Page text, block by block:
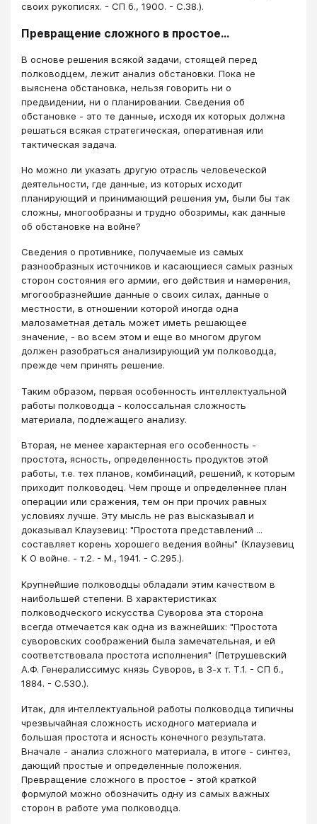
своих рукописях. - СП б., 1900. - С.38.).
Превращение сложного в простое...
В основе решения всякой задачи, стоящей перед
полководцем, лежит анализ обстановки. Пока не
выяснена обстановка, нельзя говорить ни о
предвидении, ни о планировании. Сведения об
обстановке - это те данные, исходя их которых должна
решаться всякая стратегическая, оперативная или
тактическая задача.
Но можно ли указать другую отрасль человеческой
деятельности, где данные, из которых исходит
планирующий и принимающий решения ум, были бы так
сложны, многообразны и трудно обозримы, как данные
об обстановке на войне?
Сведения о противнике, получаемые из самых
разнообразных источников и касающиеся самых разных
сторон состояния его армии, его действия и намерения,
мгогообразнейшие данные о своих силах, данные о
местности, в отношении которой иногда одна
малозаметная деталь может иметь решающее
значение, - во всем этом и еще во многом другом
должен разобраться анализирующий ум полководца,
прежде чем принять решение.
Таким образом, первая особенность интеллектуальной
работы полководца - колоссальная сложность
материала, подлежащего анализу.
Вторая, не менее характерная его особенность -
простота, ясность, определенность продуктов этой
работы, т.е. тех планов, комбинаций, решений, к которым
приходит полководец. Чем проще и определеннее план
операции или сражения, тем он при прочих равных
условиях лучше. Эту мысль не раз высказывал и
доказывал Клаузевиц: "Простота представлений ...
составляет корень хорошего ведения войны" (Клаузевиц
К О войне. - т.2. - М., 1941. - С.295.).
Крупнейшие полководцы обладали этим качеством в
наибольшей степени. В характеристиках
полководческого искусства Суворова эта сторона
всегда отмечается как одна из важнейших: "Простота
суворовских соображений была замечательная, и ей
соответствовала простота исполнения" (Петрушевский
А.Ф. Генералиссимус князь Суворов, в 3-х т. Т.1. - СП б.,
1884. - С.530.).
Итак, для интеллектуальной работы полководца типичны
чрезвычайная сложность исходного материала и
большая простота и ясность конечного результата.
Вначале - анализ сложного материала, в итоге - синтез,
дающий простые и определенные положения.
Превращение сложного в простое - этой краткой
формулой можно обозначить одну из самых важных
сторон в работе ума полководца.